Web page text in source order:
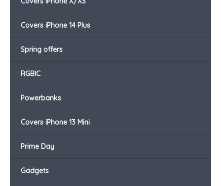
Covers iPhone 14 Plus
Spring offers
RGBIC
Powerbanks
Covers iPhone 13 Mini
Prime Day
Gadgets